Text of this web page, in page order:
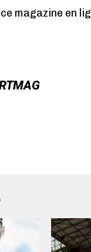
magazine en